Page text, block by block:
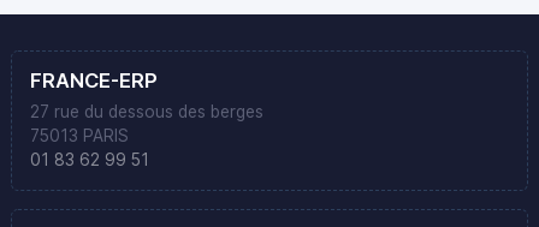
FRANCE-ERP
27 rue du dessous des berges
75013 PARIS
01 83 62 99 51